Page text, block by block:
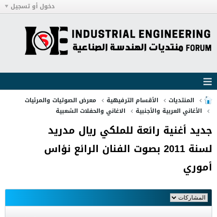
دخول أو تسجيل
المنتديات الأقسام الترفيهية
معرض الصوتيات والمرئيات
الأغاني العربية والأجنبية
الاغاني والحفلات الشعبية
جديد أغنية رائعة للملكي ريال مدريد
لسنة 2011 بصوت الفنان الرائع نؤاس
أموري